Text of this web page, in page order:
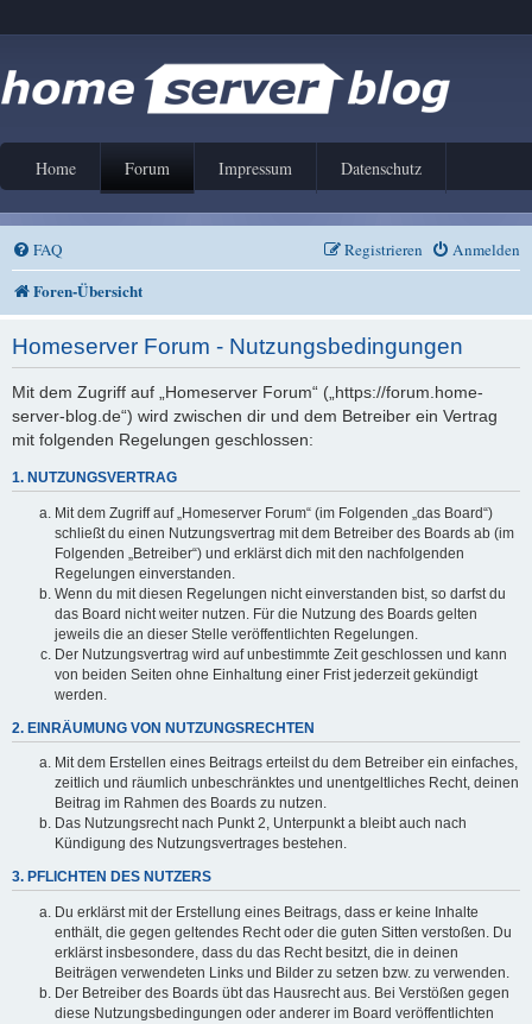
Home Forum Impressum Datenschutz
FAQ Anmelden
Registrieren
Foren-Übersicht
Homeserver Forum - Nutzungsbedingungen
Mit dem Zugriff auf „Homeserver Forum“ („https://forum.home-
server-blog.de“) wird zwischen dir und dem Betreiber ein Vertrag
mit folgenden Regelungen geschlossen:
1. NUTZUNGSVERTRAG
Mit dem Zugriff auf „Homeserver Forum“ (im Folgenden „das Board“)
schließt du einen Nutzungsvertrag mit dem Betreiber des Boards ab (im
Folgenden „Betreiber“) und erklärst dich mit den nachfolgenden
Regelungen einverstanden.
Wenn du mit diesen Regelungen nicht einverstanden bist, so darfst du
das Board nicht weiter nutzen. Für die Nutzung des Boards gelten
jeweils die an dieser Stelle veröffentlichten Regelungen.
Der Nutzungsvertrag wird auf unbestimmte Zeit geschlossen und kann
von beiden Seiten ohne Einhaltung einer Frist jederzeit gekündigt
werden.
2. EINRÄUMUNG VON NUTZUNGSRECHTEN
Mit dem Erstellen eines Beitrags erteilst du dem Betreiber ein einfaches,
zeitlich und räumlich unbeschränktes und unentgeltliches Recht, deinen
Beitrag im Rahmen des Boards zu nutzen.
Das Nutzungsrecht nach Punkt 2, Unterpunkt a bleibt auch nach
Kündigung des Nutzungsvertrages bestehen.
3. PFLICHTEN DES NUTZERS
Du erklärst mit der Erstellung eines Beitrags, dass er keine Inhalte
enthält, die gegen geltendes Recht oder die guten Sitten verstoßen. Du
erklärst insbesondere, dass du das Recht besitzt, die in deinen
Beiträgen verwendeten Links und Bilder zu setzen bzw. zu verwenden.
Der Betreiber des Boards übt das Hausrecht aus. Bei Verstößen gegen
diese Nutzungsbedingungen oder anderer im Board veröffentlichten